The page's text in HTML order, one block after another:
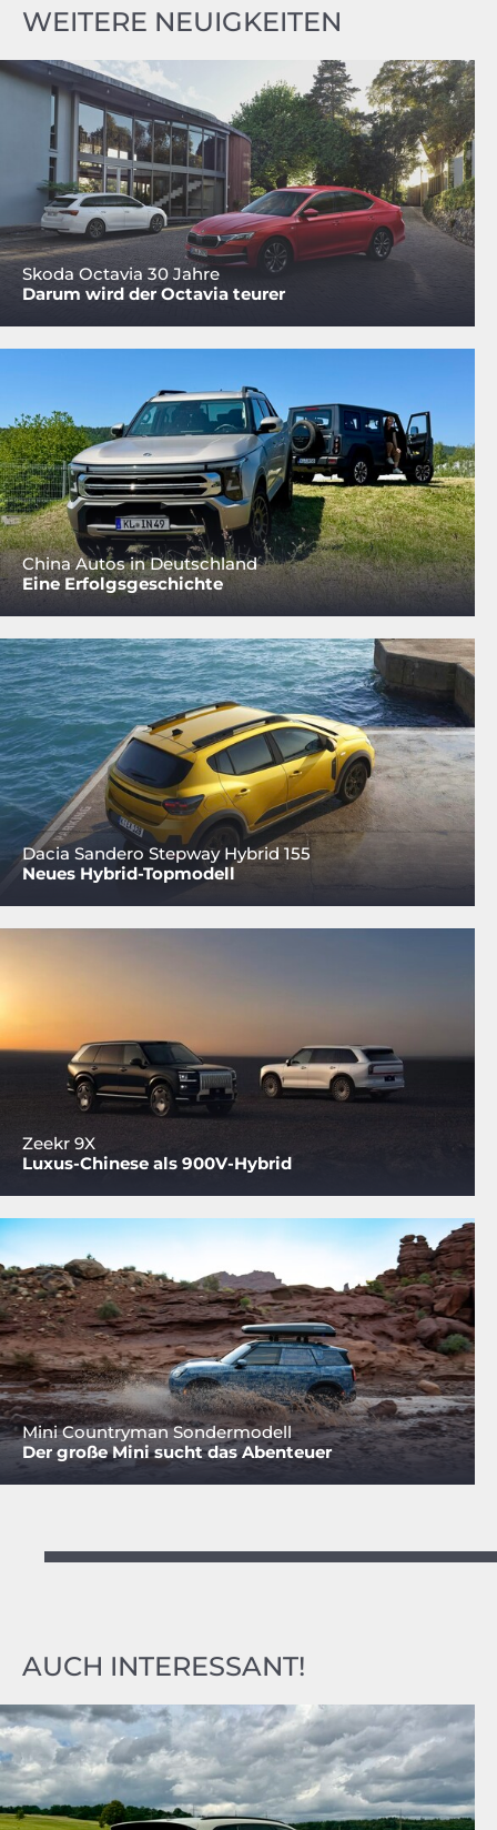
WEITERE NEUIGKEITEN
Skoda Octavia 30 Jahre
Darum wird der Octavia teurer
China Autos in Deutschland
Eine Erfolgsgeschichte
Dacia Sandero Stepway Hybrid 155
Neues Hybrid-Topmodell
Zeekr 9X
Luxus-Chinese als 900V-Hybrid
Mini Countryman Sondermodell
Der große Mini sucht das Abenteuer
AUCH INTERESSANT!